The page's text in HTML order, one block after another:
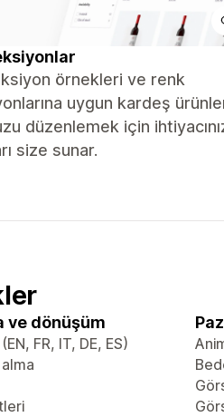
örnekleri ve renk
uygun kardeş
düzenlemek için
size sunar.
ve dönüşüm
FR, IT, DE, ES)